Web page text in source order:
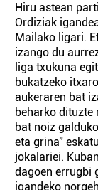
Hiru astean
Ordiziak
Mailako ligari.
izango du
liga txukuna
bukatzeko
aukeraren bat
beharko dituzte
bat noiz
eta grina”
jokalariei.
dagoen errugbi
igandeko